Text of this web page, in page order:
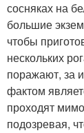
сосняках на
большие
чтобы
нескольких
поражают, за
фактом
проходят
подозревая,